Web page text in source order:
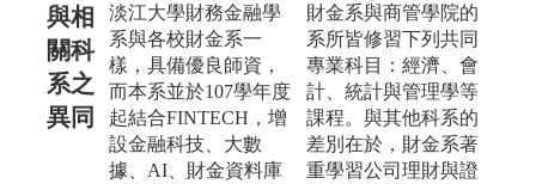
與相
關科
系之
異同
淡江大學財務金融學
系與各校財金系一
樣，具備優良師資，
而本系並於107學年度
起結合FINTECH，增
設金融科技、大數
據、AI、財金資料庫
財金系與商管學院的
系所皆修習下列共同
專業科目：經濟、會
計、統計與管理學等
課程。與其他科系的
差別在於，財金系著
重學習公司理財與證